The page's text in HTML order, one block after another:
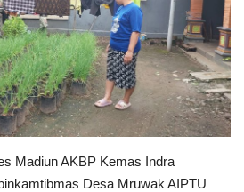
Madiun AKBP Kemas Indra
Desa Mruwak AIPTU